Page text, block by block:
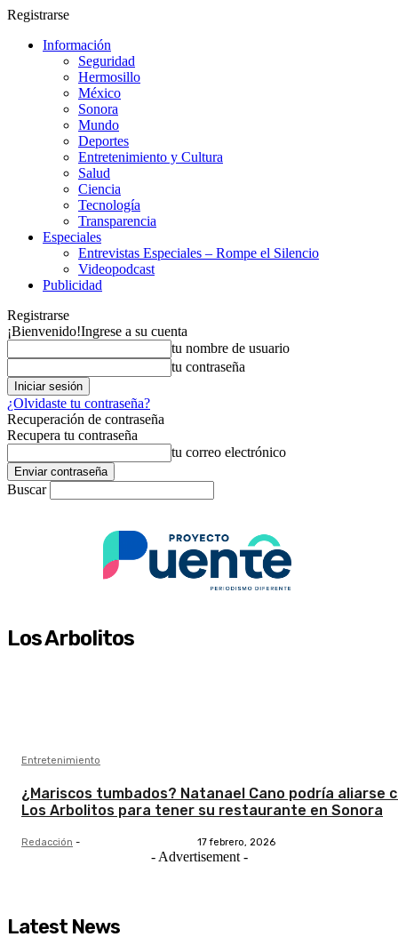
Registrarse
Información
Seguridad
Hermosillo
México
Sonora
Mundo
Deportes
Entretenimiento y Cultura
Salud
Ciencia
Tecnología
Transparencia
Especiales
Entrevistas Especiales – Rompe el Silencio
Videopodcast
Publicidad
Registrarse
¡Bienvenido!Ingrese a su cuenta
tu nombre de usuario
tu contraseña
¿Olvidaste tu contraseña?
Recuperación de contraseña
Recupera tu contraseña
tu correo electrónico
Buscar
Los Arbolitos
Entretenimiento
¿Mariscos tumbados? Natanael Cano podría aliarse
Los Arbolitos para tener su restaurante en Sonora
Redacción - 17 febrero, 2026
- Advertisement -
Latest News